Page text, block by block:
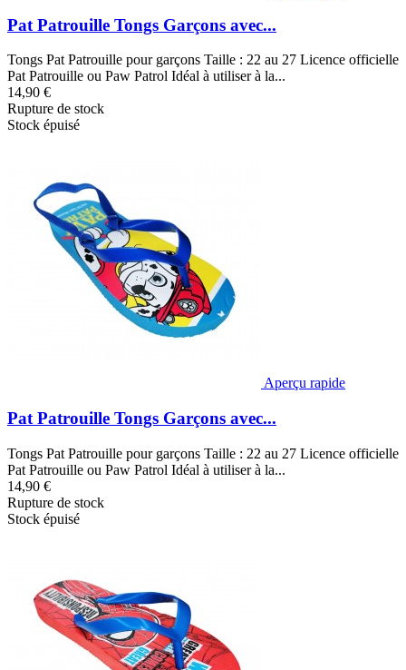
Pat Patrouille Tongs Garçons avec...
Tongs Pat Patrouille pour garçons Taille : 22 au 27 Licence officielle
Pat Patrouille ou Paw Patrol Idéal à utiliser à la...
14,90 €
Rupture de stock
Stock épuisé
Aperçu rapide
Pat Patrouille Tongs Garçons avec...
Tongs Pat Patrouille pour garçons Taille : 22 au 27 Licence officielle
Pat Patrouille ou Paw Patrol Idéal à utiliser à la...
14,90 €
Rupture de stock
Stock épuisé